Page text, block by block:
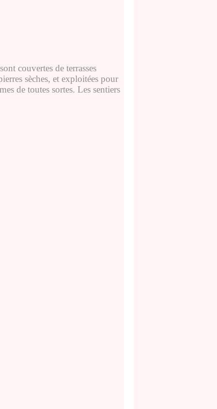
couvertes de terrasses
sèches, et exploitées pour
de toutes sortes. Les sentiers